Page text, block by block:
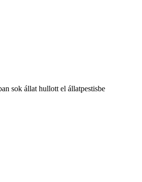
sok állat hullott el állatpestisbe